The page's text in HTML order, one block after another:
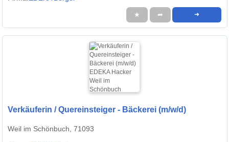
★ ➦ ➜
Verkäuferin / Quereinsteiger - Bäckerei (m/w/d)
Weil im Schönbuch, 71093